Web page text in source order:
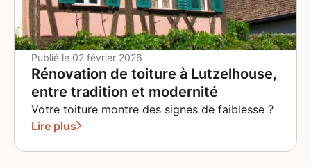
et sécurisée tout au long des travaux. Chaque
ardoise est posée selon les normes en vigueur, avec
un soin particulier apporté à l'étanchéité et à
l'alignement. Nous utilisons des crochets et fixations
adaptés à votre type de charpente pour garantir une
tenue parfaite même face aux vents violents. Les
solins et les noues font l'objet d'une attention
spécifique pour éliminer tout risque d'infiltration dans
ces zones sensibles. Une solution d'avenir pour votre
Publié le 02 février 2026
Rénovation de toiture à Lutzelhouse,
entre tradition et modernité
Votre toiture montre des signes de faiblesse ?
Lire plus